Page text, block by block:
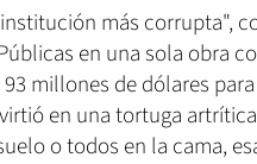
más corrupta",
en una sola obra
millones de dólares
en una tortuga
o todos en la cama,